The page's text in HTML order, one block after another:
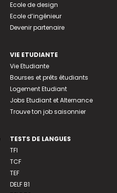
Ecole de design
Ecole d’ingénieur
Devenir partenaire
VIE ETUDIANTE
Vie Etudiante
Bourses et prêts étudiants
Logement Etudiant
Jobs Etudiant et Alternance
Trouve ton job saisonnier
TESTS DE LANGUES
TFI
TCF
TEF
DELF B1